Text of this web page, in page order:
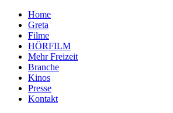
Home
Greta
Filme
HÖRFILM
Mehr Freizeit
Branche
Kinos
Presse
Kontakt